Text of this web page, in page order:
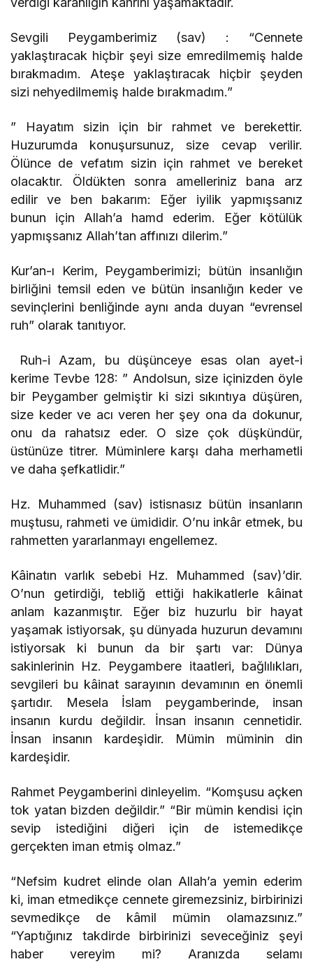
Sevgili Peygamberimiz (sav) : “Cennete
yaklaştıracak hiçbir şeyi size emredilmemiş halde
bırakmadım. Ateşe yaklaştıracak hiçbir şeyden
sizi nehyedilmemiş halde bırakmadım.”
” Hayatım sizin için bir rahmet ve berekettir.
Huzurumda konuşursunuz, size cevap verilir.
Ölünce de vefatım sizin için rahmet ve bereket
olacaktır. Öldükten sonra amelleriniz bana arz
edilir ve ben bakarım: Eğer iyilik yapmışsanız
bunun için Allah’a hamd ederim. Eğer kötülük
yapmışsanız Allah’tan affınızı dilerim.”
Kur’an-ı Kerim, Peygamberimizi; bütün insanlığın
birliğini temsil eden ve bütün insanlığın keder ve
sevinçlerini benliğinde aynı anda duyan “evrensel
ruh” olarak tanıtıyor.
Ruh-i Azam, bu düşünceye esas olan ayet-i
kerime Tevbe 128: ” Andolsun, size içinizden öyle
bir Peygamber gelmiştir ki sizi sıkıntıya düşüren,
size keder ve acı veren her şey ona da dokunur,
onu da rahatsız eder. O size çok düşkündür,
üstünüze titrer. Müminlere karşı daha merhametli
ve daha şefkatlidir.”
Hz. Muhammed (sav) istisnasız bütün insanların
muştusu, rahmeti ve ümididir. O’nu inkâr etmek, bu
rahmetten yararlanmayı engellemez.
Kâinatın varlık sebebi Hz. Muhammed (sav)’dir.
O’nun getirdiği, tebliğ ettiği hakikatlerle kâinat
anlam kazanmıştır. Eğer biz huzurlu bir hayat
yaşamak istiyorsak, şu dünyada huzurun devamını
istiyorsak ki bunun da bir şartı var: Dünya
sakinlerinin Hz. Peygambere itaatleri, bağlılıkları,
sevgileri bu kâinat sarayının devamının en önemli
şartıdır. Mesela İslam peygamberinde, insan
insanın kurdu değildir. İnsan insanın cennetidir.
İnsan insanın kardeşidir. Mümin müminin din
kardeşidir.
Rahmet Peygamberini dinleyelim. “Komşusu açken
tok yatan bizden değildir.” “Bir mümin kendisi için
sevip istediğini diğeri için de istemedikçe
gerçekten iman etmiş olmaz.”
“Nefsim kudret elinde olan Allah’a yemin ederim
ki, iman etmedikçe cennete giremezsiniz, birbirinizi
sevmedikçe de kâmil mümin olamazsınız.”
“Yaptığınız takdirde birbirinizi seveceğiniz şeyi
haber vereyim mi? Aranızda selamı